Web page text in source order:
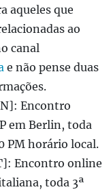
aqueles que
ao
canal
e não pense duas
Encontro
em Berlin, toda
PM horário local.
Encontro online
toda 3ª